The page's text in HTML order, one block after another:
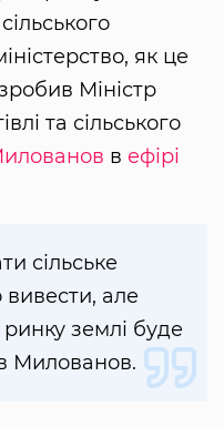
як це
Міністр
та сільського
в ефірі
сільське
вивести, але
землі буде
Милованов.